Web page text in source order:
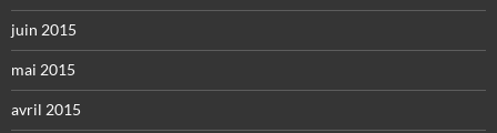
juin 2015
mai 2015
avril 2015